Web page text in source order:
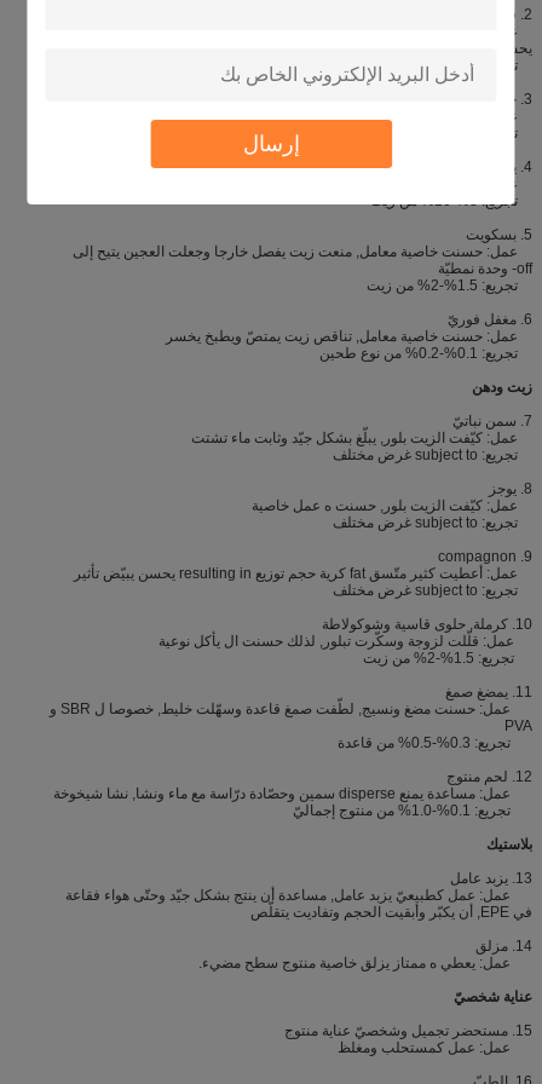
إرسال
2. قشدة ice
عمل: تفاديت يشكّل كبير جليد بلور, حسنت فم يشعر ويزوّد نسيج دسم,
يحسن تثبيت
تجريع: 0.1%-0.2% من منتوج إجماليّ
3. خبز
عمل: يحسن كسرة لين, يزوّد دقيق ومتّسق كسرة يقلّل بنية, staling معدل
تجريع: 0.3%-0.8% من نوع طحين
4. يكسو
عمل: كبّرت حجم, حسنت نسيج, مدّدت الرصيف صخري حياة
تجريع: 3%-10% من زيت
5. بسكويت
عمل: حسنت خاصية معامل, منعت زيت يفصل خارجا وجعلت العجين يتيح إلى
off- وحدة نمطيّة
تجريع: 1.5%-2% من زيت
6. مغفل فوريّ
عمل: حسنت خاصية معامل, تناقص زيت يمتصّ ويطبخ يخسر
تجريع: 0.1%-0.2% من نوع طحين
زيت ودهن
7. سمن نباتيّ
عمل: كيّفت الزيت بلور, يبلّغ بشكل جيّد وثابت ماء تشتت
تجريع: subject to غرض مختلف
8. يوجز
عمل: كيّفت الزيت بلور, حسنت ه عمل خاصية
تجريع: subject to غرض مختلف
9. compagnon
عمل: أعطيت كثير متّسق fat كرية حجم توزيع resulting in يحسن يبيّض تأثير
تجريع: subject to غرض مختلف
10. كرملة, حلوى قاسية وشوكولاطة
عمل: قلّلت لزوجة وسكّرت تبلور, لذلك حسنت ال يأكل نوعية
تجريع: 1.5%-2% من زيت
11. يمضغ صمغ
عمل: حسنت مضغ ونسيج, لطّفت صمغ قاعدة وسهّلت خليط, خصوصا ل SBR و
PVA
تجريع: 0.3%-0.5% من قاعدة
12. لحم منتوج
عمل: مساعدة يمنع disperse سمين وحصّادة درّاسة مع ماء ونشا, نشا شيخوخة
تجريع: 0.1%-1.0% من منتوج إجماليّ
بلاستيك
13. يزبد عامل
عمل: عمل كطبيعيّ يزبد عامل, مساعدة أن ينتج بشكل جيّد وحتّى هواء فقاعة
في EPE, أن يكبّر وأبقيت الحجم وتفاديت يتقلّص
14. مزلق
عمل: يعطي ه ممتاز يزلق خاصية منتوج سطح مضيء.
عناية شخصيّ
15. مستحضر تجميل وشخصيّ عناية منتوج
عمل: عمل كمستحلب ومغلظ